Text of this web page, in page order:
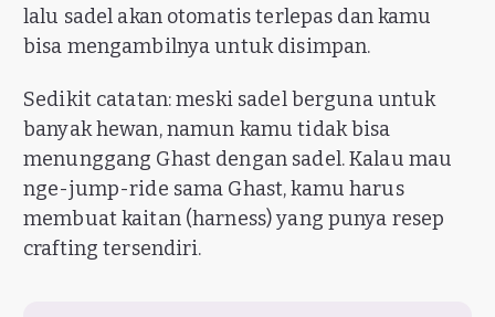
lalu sadel akan otomatis terlepas dan kamu
bisa mengambilnya untuk disimpan.
Sedikit catatan: meski sadel berguna untuk
banyak hewan, namun kamu tidak bisa
menunggang Ghast dengan sadel. Kalau mau
nge-jump-ride sama Ghast, kamu harus
membuat kaitan (harness) yang punya resep
crafting tersendiri.